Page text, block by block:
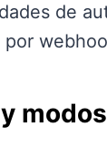
de
por
modos